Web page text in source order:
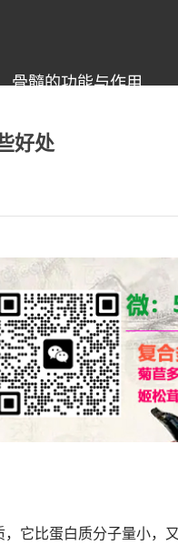
骨髓的功能与作用
好处
它比蛋白质分子量小，